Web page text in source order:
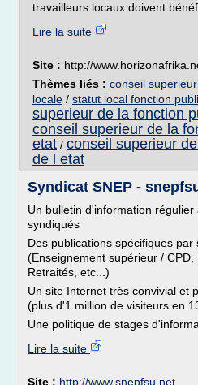
travailleurs locaux doivent
Lire la suite
Site : http://
Thèmes liés : conseil
locale / statut local fonction
superieur de la fonction
conseil superieur de la
etat / conseil superieur
de l etat
Syndicat SNEP -
Un bulletin d'information
syndiqués
Des publications spécifiques par
(Enseignement supérieur / CPD,
Retraités, etc...)
Un site Internet très convivial et
(plus d'1 million de visiteurs en
Une politique de stages
Lire la suite
Site : http://www.snepfsu.net